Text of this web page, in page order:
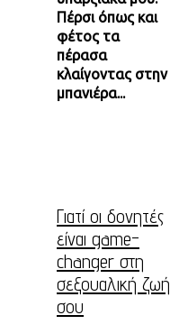
Πέρσι όπως και
φέτος τα
πέρασα
κλαίγοντας στην
μπανιέρα...
Γιατί οι δονητές
είναι game-
changer στη
σεξουαλική ζωή
σου